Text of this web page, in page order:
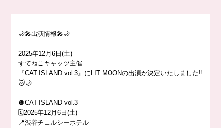
🌙🎤出演情報🎤🌙
2025年12月6日(土)
すてねこキャッツ主催
『CAT ISLAND vol.3』にLIT MOONの出演が決定いたしました‼️
🐱🌙
🪩CAT ISLAND vol.3
🗓️2025年12月6日(土)
📍渋谷チェルシーホテル